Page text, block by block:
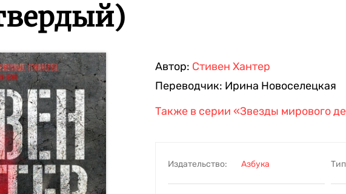
Автор: Стивен Хантер
Переводчик: Ирина Новоселецкая
Также в серии «Звезды мирового
Издательство: Азбука